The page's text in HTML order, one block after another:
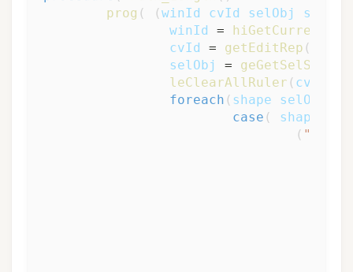
prog ( (winId cvId selObj shape
winId
=
cvId
= getEditRep (
selObj
= geGetSelSet
leClearAllRuler ( cvId
foreach ( shape
selObj
case ( shape
( "rect"